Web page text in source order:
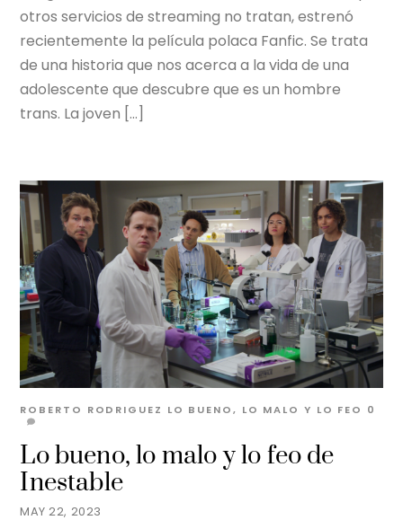
otros servicios de streaming no tratan, estrenó
recientemente la película polaca Fanfic. Se trata
de una historia que nos acerca a la vida de una
adolescente que descubre que es un hombre
trans. La joven […]
MAY 22, 2023
Lo bueno, lo malo y lo feo de
Inestable
ROBERTO RODRIGUEZ LO BUENO, LO MALO Y LO FEO 0